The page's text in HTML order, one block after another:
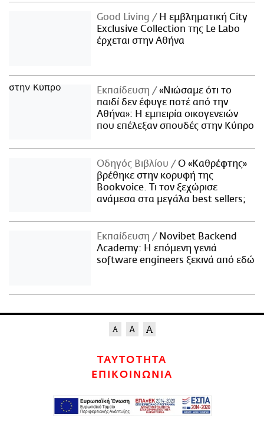
Good Living
Η εμβληματική City
Exclusive Collection της Le Labo
έρχεται στην Αθήνα
Εκπαίδευση
«Νιώσαμε ότι το
παιδί δεν έφυγε ποτέ από την
Αθήνα»: Η εμπειρία οικογενειών
που επέλεξαν σπουδές στην Κύπρο
Οδηγός Βιβλίου
Ο «Καθρέφτης»
βρέθηκε στην κορυφή της
Bookvoice. Τι τον ξεχώρισε
ανάμεσα στα μεγάλα best sellers;
Εκπαίδευση
Novibet Backend
Academy: Η επόμενη γενιά
software engineers ξεκινά από εδώ
ΤΑΥΤΟΤΗΤΑ
ΕΠΙΚΟΙΝΩΝΙΑ